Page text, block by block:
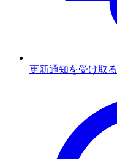
更新通知を受け取る